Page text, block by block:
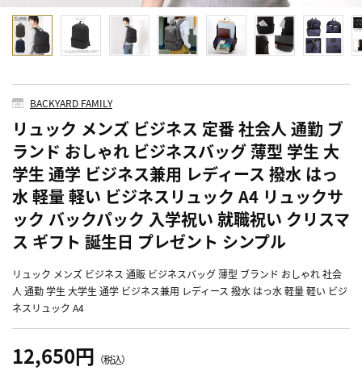
BACKYARD FAMILY
リュック メンズ ビジネス 定番 社会人 通勤 ブ
ランド おしゃれ ビジネスバッグ 薄型 学生 大
学生 通学 ビジネス兼用 レディース 撥水 はっ
水 軽量 軽い ビジネスリュック A4 リュックサ
ック バックパック 入学祝い 就職祝い クリスマ
ス ギフト 誕生日 プレゼント シンプル
リュック メンズ ビジネス 通販 ビジネスバッグ 薄型 ブランド おしゃれ 社会
人 通勤 学生 大学生 通学 ビジネス兼用 レディース 撥水 はっ水 軽量 軽い ビジ
ネスリュック A4
12,650円 （税込）